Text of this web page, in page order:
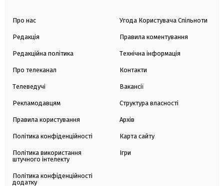
Про нас
Редакція
Редакційна політика
Про телеканал
Телеведучі
Рекламодавцям
Правила користування
Політика конфіденційності
Політика використання
штучного інтелекту
Політика конфіденційності
додатку
Угода Користувача Спільноти
Правила коментування
Технічна інформація
Контакти
Вакансії
Структура власності
Архів
Карта сайту
Ігри